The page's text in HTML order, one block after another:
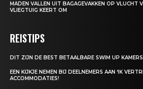
MADEN VALLEN UIT BAGAGEVAKKEN OP VLUCHT
VLIEGTUIG KEERT OM
REISTIPS
DIT ZIJN DE BEST BETAALBARE SWIM UP
EEN KIJKJE NEMEN BIJ DEELNEMERS AAN ‘IK
ACCOMMODATIES!